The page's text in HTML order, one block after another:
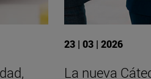
23 | 03 | 2026
La nueva